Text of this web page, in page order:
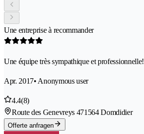
Une entreprise à recommander
Une équipe très sympathique et professionnelle!
Apr. 2017• Anonymous user
4.4(8)
Route des Genevreys 471564 Domdidier
Offerte anfragen